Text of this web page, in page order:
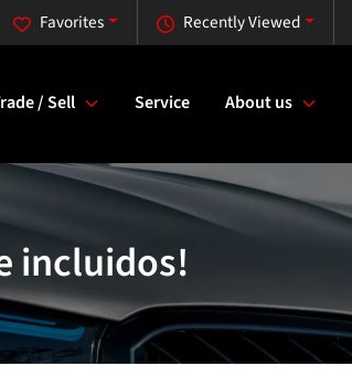
Recently Viewed
Favorites
/ Sell Service About us
incluidos!